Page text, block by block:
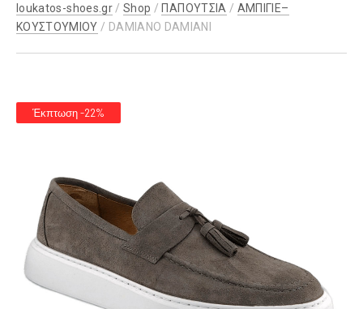
loukatos-shoes.gr/Shop / ΠΑΠΟΥΤΣΙΑ / ΑΜΠΙΓΙΕ–
ΚΟΥΣΤΟΥΜΙΟΥ / DAMIANO DAMIANI
Έκπτωση -22%